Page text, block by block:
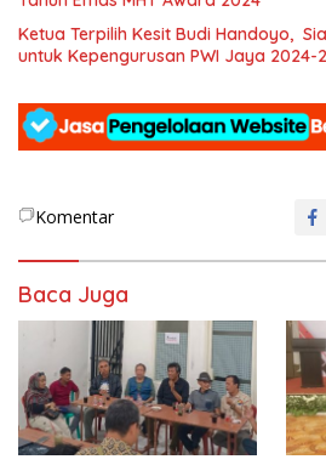
Ketua Terpilih Kesit Budi Handoyo,
untuk Kepengurusan PWI Jaya 2024-
Komentar
Baca Juga